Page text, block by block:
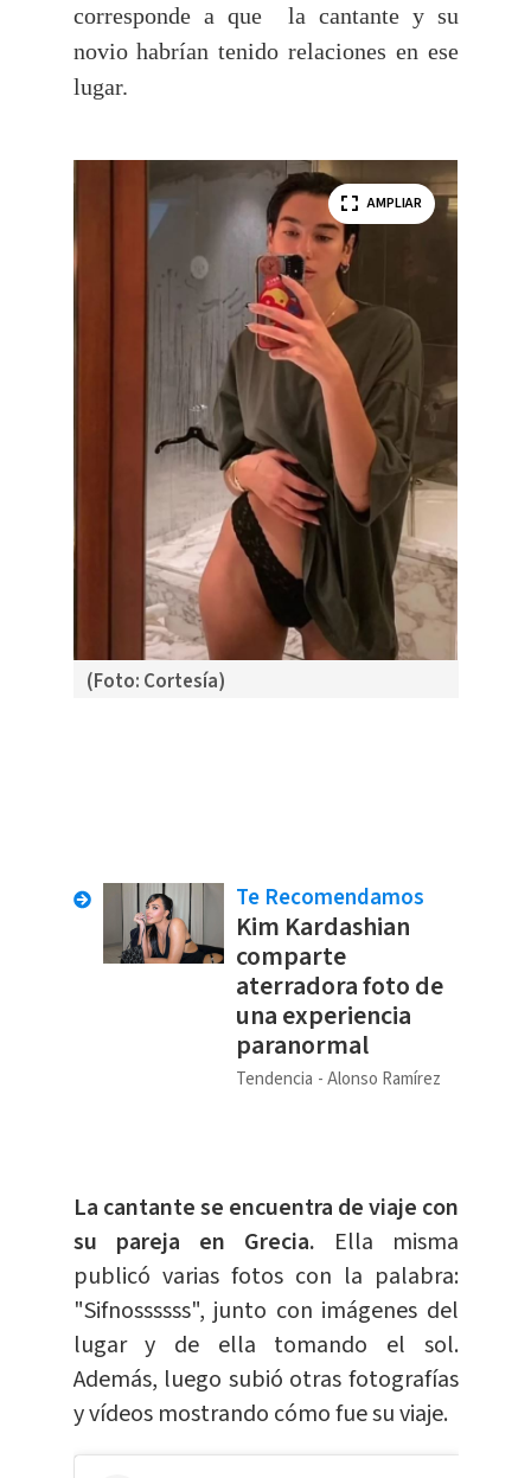
corresponde a que la cantante y su
noviohabrían tenido relaciones en ese
lugar.
(Foto: Cortesía)
AMPLIAR
Te Recomendamos
Kim Kardashian
comparte
aterradora foto de
una experiencia
paranormal
Tendencia Alonso Ramírez
La cantante se encuentra de viaje con
su pareja en Grecia. Ella misma
publicó varias fotos con la palabra:
"Sifnossssss", junto con imágenes del
lugar y de ella tomando el sol.
Además, luego subió otras fotografías
y vídeos mostrando cómo fue su viaje.